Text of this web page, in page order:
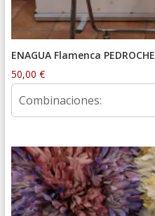
ENAGUA Flamenca PEDROCHE
50,00 €
Combinaciones: